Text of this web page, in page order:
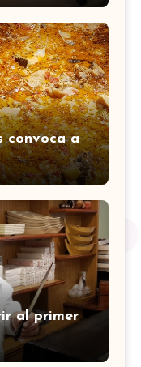
convoca a
al primer